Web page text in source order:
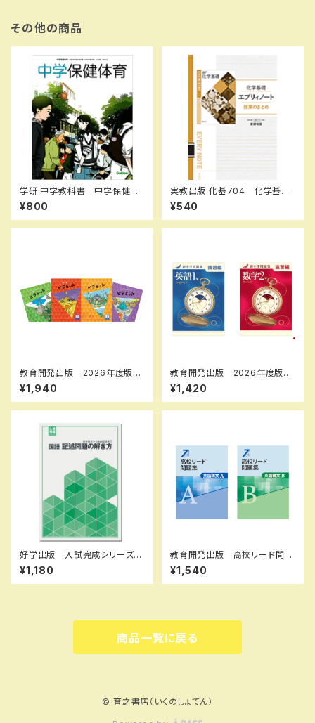
その他の商品
学研 中学教科書 中学保健体
育 ［教番：保体704］ 新品
ISBN：9784904811764 IS
BN-10：4904811763 SKU：
¥800
実教出版 化基704 化学基礎
エブリィノート 授業のまとめ
新品 問題集本体のみ 別冊
解答なし ISBN：97844073
¥540
教育開発出版 2026年度版
ピラミッド 社会 小5，6 各
学年（選択ください） 問題集本
体と別冊解答つき 新品完全セ
¥1,940
教育開発出版 2026年度版
新中学問題集 数学 中1～3
演習編 各学年（選択くださ
い） 問題集本体と別冊解答つ
¥1,420
好学出版 入試完成シリーズ
国語 記述問題の解き方 202
6年度版 新品完全セット ISB
N：B0D3B6KZGL ISBN-10：
¥1,180
教育開発出版 高校リード問題
集 英語構文 A ，英語構文 B
2026年度版 各科目（選択くだ
さい） 新品完全セット ISBN
¥1,540
商品一覧に戻る
© 育之書店（いくのしょてん）